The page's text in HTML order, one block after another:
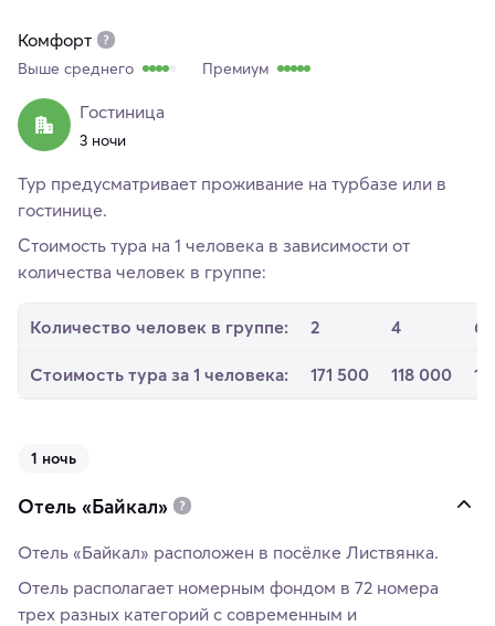
Комфорт
Выше среднего Премиум
Гостиница
3 ночи
Тур предусматривает проживание на турбазе или в
гостинице.
Стоимость тура на 1 человека в зависимости от
количества человек в группе:
Количество человек в группе: 2 4 6
Стоимость тура за 1 человека: 171 500 118 000
1 ночь
Отель «Байкал»
Отель «Байкал» расположен в посёлке Листвянка.
Отель располагает номерным фондом в 72 номера
трех разных категорий с современным и